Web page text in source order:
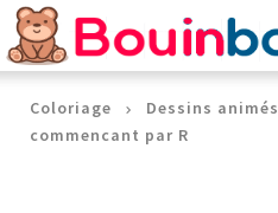
Coloriage Dessins animés
commencant par R
Panneau de gestion des cookies